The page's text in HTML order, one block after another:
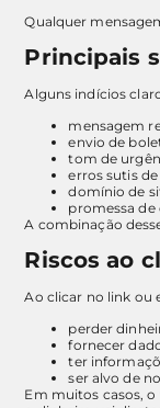
Qualquer
Principais
Alguns indícios
mensagem
envio de
tom de
erros sutis
domínio de
promessa
A combinação
Riscos ao
Ao clicar no link ou
perder
fornecer
ter
ser alvo de
Em muitos casos,